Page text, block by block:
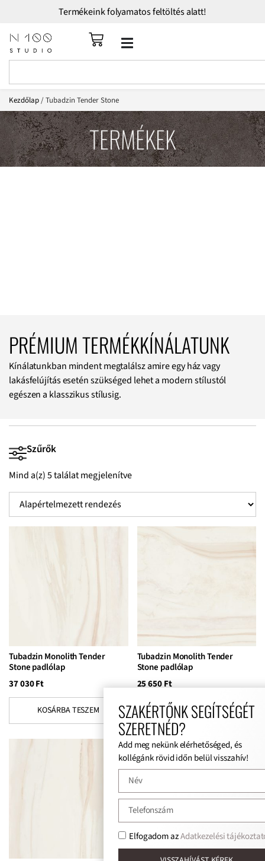
Termékeink folyamatos feltöltés alatt!
Kezdőlap/ Tubadzin Tender Stone
TERMÉKEK
PRÉMIUM TERMÉKKÍNÁLATUNK
Kínálatunkban mindent megtalálsz amire egy ház vagy
lakásfelújítás esetén szükséged lehet a modern stílustól
egészen a klasszikus stílusig.
Szűrők
Mind a(z) 5 találat megjelenítve
Tubadzin Monolith Tender
Stone padlólap
37 030Ft
KOSÁRBA TESZEM
Tubadzin Monolith Tender
Stone padlólap
25 650Ft
KOSÁRBA TESZEM
SZAKÉRTŐNK SEGÍTSÉGÉT
SZERETNÉD?
Add meg nekünk elérhetőséged, és
kollégánk rövid időn belül visszahív!
Elfogadom azAdatkezelési